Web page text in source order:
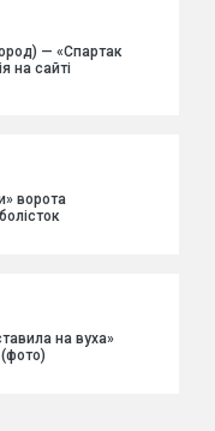
— «Спартак
на сайті
ворота
на вуха»